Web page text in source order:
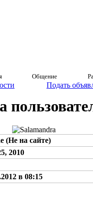
Общение
Подать
(Не на сайте)
2010
в 08:15